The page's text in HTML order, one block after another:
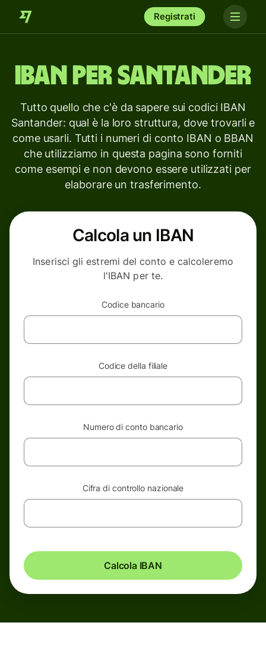
Registrati
IBAN perSantander
Tutto quello che c'è da sapere sui codici IBAN
Santander: qual è la loro struttura, dove trovarli e
come usarli. Tutti i numeri di conto IBAN o BBAN
che utilizziamo in questa pagina sono forniti
come esempi e non devono essere utilizzati per
elaborare un trasferimento.
Calcola un IBAN
Inserisci gli estremi del conto e calcoleremo
l'IBAN per te.
Codice bancario
Codice della filiale
Numero di conto bancario
Cifra di controllo nazionale
Calcola IBAN